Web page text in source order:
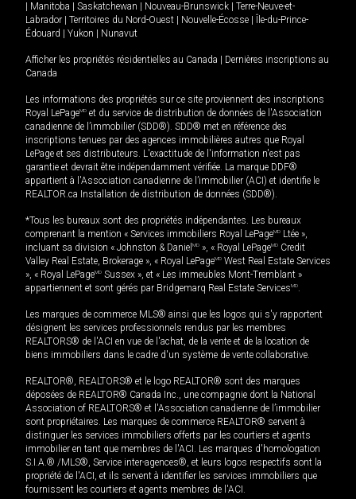
Manitoba Saskatchewan Nouveau-Brunswick
Terre-Neuve-et-
Labrador
Territoires du Nord-Ouest Nouvelle-Écosse
Île-du-Prince-
Édouard
Yukon Nunavut
Afficher les propriétés résidentielles au Canada
Dernières inscriptions au
Canada
Les informations des propriétés sur ce site proviennent des inscriptions
Royal LePageMD et du service de distribution de données de l'Association
canadienne de l’immobilier (SDD®). SDD® met en référence des
inscriptions tenues par des agences immobilières autres que Royal
LePage et ses distributeurs. L'exactitude de l'information n'est pas
garantie et devrait être indépendamment vérifiée. La marque DDF®
appartient à l'Association canadienne de l’immobilier (ACI) et identifie le
REALTOR.ca Installation de distribution de données (SDD®).
*Tous les bureaux sont des propriétés indépendantes. Les bureaux
comprenant la mention « Services immobiliers Royal LePageMD Ltée »,
incluant sa division « Johnston & Daniel MD », « Royal LePageMD Credit
Valley Real Estate, Brokerage », « Royal LePageMD West Real Estate Services
», « Royal LePageMD Sussex », et « Les immeubles Mont-Tremblant »
appartiennent et sont gérés par Bridgemarq Real Estate ServicesMD.
Les marques de commerce MLS® ainsi que les logos qui s'y rapportent
désignent les services professionnels rendus par les membres
REALTORS® de l'ACI en vue de l'achat, de la vente et de la location de
biens immobiliers dans le cadre d'un système de vente collaborative.
REALTOR®, REALTORS® et le logo REALTOR® sont des marques
déposées de REALTOR® Canada Inc., une compagnie dont la National
Association of REALTORS® et l'Association canadienne de l’immobilier
sont propriétaires. Les marques de commerce REALTOR® servent à
distinguer les services immobiliers offerts par les courtiers et agents
immobilier en tant que membres de l'ACI. Les marques d'homologation
S.I.A.® /MLS®, Service inter-agences®, et leurs logos respectifs sont la
propriété de l'ACI, et ils servent à identifier les services immobiliers que
fournissent les courtiers et agents membres de l'ACI.